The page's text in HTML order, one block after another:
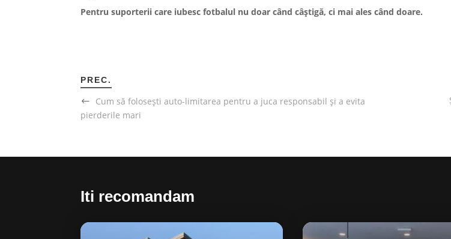
Pentru suporterii care iubesc fotbalul nu doar când câștigă, ci mai ales când doare.
PREC.
Cum să folosești auto-limitarea pentru a juca responsabil și a evita
pierderile mari
Iti recomandam